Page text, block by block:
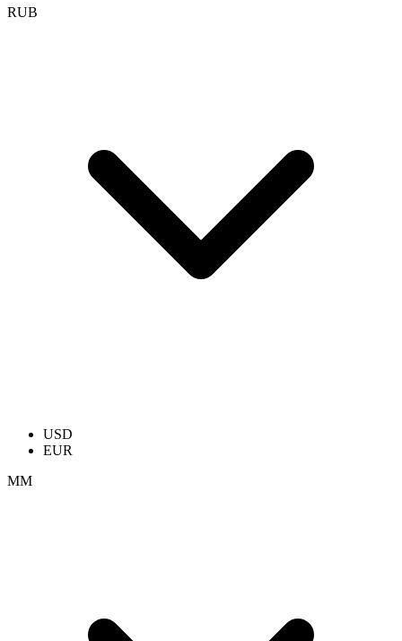
RUB
USD
EUR
ММ